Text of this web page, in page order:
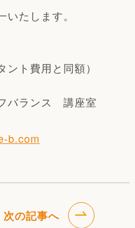
たします。
ント費用と同額）
バランス 講座室
b.com
次の記事へ